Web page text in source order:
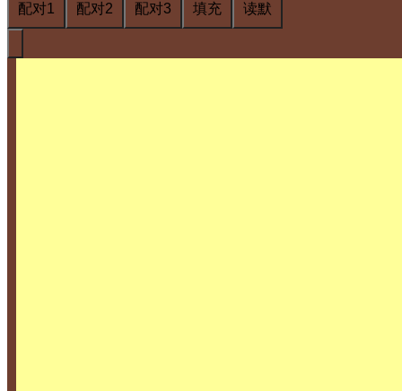
配对1
配对2 配对3 填充 读默